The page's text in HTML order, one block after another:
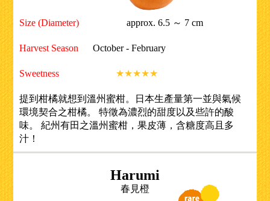
Size (Diameter) approx. 6.5 ～ 7 cm
Harvest Season October - February
Sweetness ★★★★★
提到柑橘就想到溫州蜜柑。日本生產量第一並與氣候
環境契合之柑橘。 特徵為濃烈的甜度以及些許的酸
味。 紀州有田之溫州蜜柑，果皮薄，含糖度高且多
汁！
Harumi
春見橙